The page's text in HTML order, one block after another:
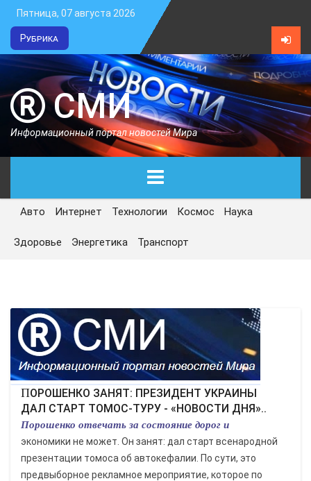
Пятница, 07 августа 2026
Рубрика
СМИ
Информационный портал новостей Мира
ГЛАВНАЯ
СЕГОДНЯ
ЭКОНОМИКА
КУЛЬТУРА
СПОРТ
ВОЕННЫЕ ДЕЙСТВИЯ
ПРОИСШЕСТВИЯ
Авто Интернет Технологии Космос Наука
Здоровье Энергетика Транспорт
ПОРОШЕНКО ЗАНЯТ: ПРЕЗИДЕНТ УКРАИНЫ
ДАЛ СТАРТ ТОМОС-ТУРУ - «НОВОСТИ ДНЯ»..
Порошенко отвечать за состояние дорог и
экономики не может. Он занят: дал старт всенародной
презентации томоса об автокефалии. По сути, это
предвыборное рекламное мероприятие, которое по